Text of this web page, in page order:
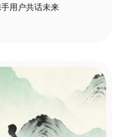
用户共话未来